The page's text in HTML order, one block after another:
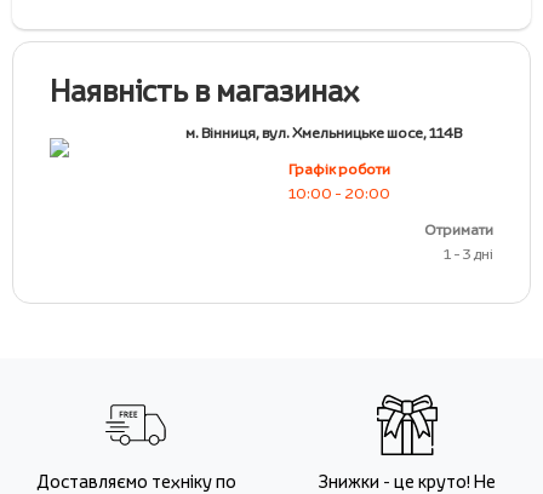
Наявність в магазинах
м. Вінниця, вул. Хмельницьке шосе, 114В
Графік роботи
10:00 - 20:00
Отримати
1 - 3 дні
Доставляємо техніку по
Знижки - це круто! Не